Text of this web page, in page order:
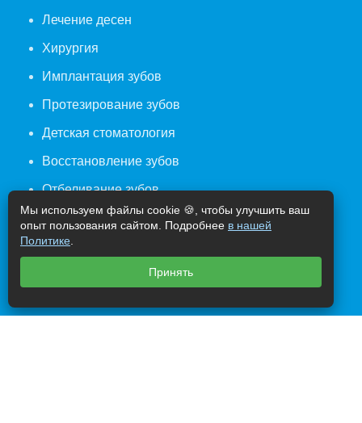
Лечение десен
Хирургия
Имплантация зубов
Протезирование зубов
Детская стоматология
Восстановление зубов
Отбеливание зубов
Исправление прикуса
Профилактический осмотр
Профессиональная чистка
Мы используем файлы cookie 🍪, чтобы улучшить ваш
опыт пользования сайтом. Подробнее в нашей
Политике
Принять